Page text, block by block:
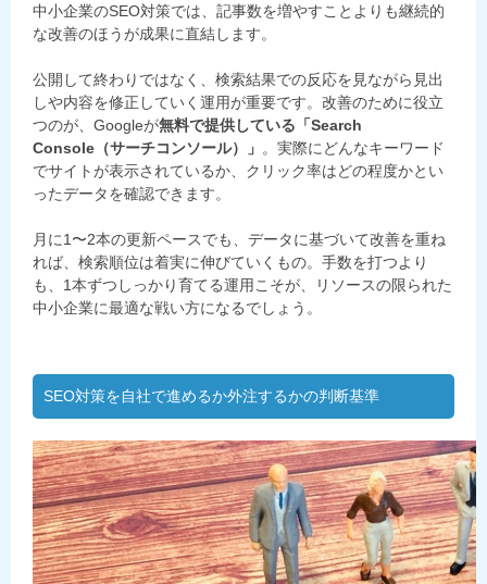
中小企業のSEO対策では、記事数を増やすことよりも継続的
な改善のほうが成果に直結します。
公開して終わりではなく、検索結果での反応を見ながら見出
しや内容を修正していく運用が重要です。改善のために役立
つのが、Googleが無料で提供している「Search
Console（サーチコンソール）」 。実際にどんなキーワード
でサイトが表示されているか、クリック率はどの程度かとい
ったデータを確認できます。
月に1〜2本の更新ペースでも、データに基づいて改善を重ね
れば、検索順位は着実に伸びていくもの。手数を打つより
も、1本ずつしっかり育てる運用こそが、リソースの限られた
中小企業に最適な戦い方になるでしょう。
SEO対策を自社で進めるか外注するかの判断基準